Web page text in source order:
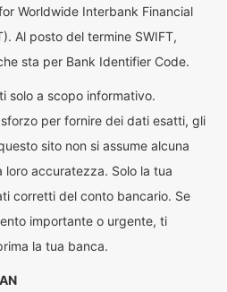
Worldwide Interbank Financial
Al posto del termine SWIFT,
sta per Bank Identifier Code.
solo a scopo informativo.
per fornire dei dati esatti, gli
sito non si assume alcuna
loro accuratezza. Solo la tua
corretti del conto bancario. Se
importante o urgente, ti
la tua banca.